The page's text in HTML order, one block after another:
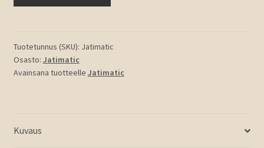
määrä
Tuotetunnus (SKU): Jatimatic
Osasto: Jatimatic
Avainsana tuotteelle Jatimatic
Kuvaus